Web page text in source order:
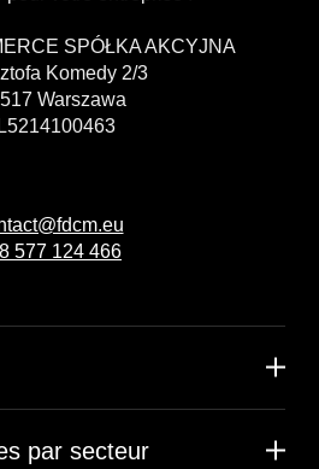
SPÓŁKA AKCYJNA
Komedy 2/3
Warszawa
577 124 466
par secteur